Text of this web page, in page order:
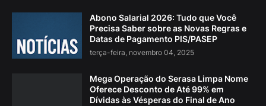
Abono Salarial 2026: Tudo que Você
Precisa Saber sobre as Novas Regras e
Datas de Pagamento PIS/PASEP
terça-feira, novembro 04, 2025
Mega Operação do Serasa Limpa Nome
Oferece Desconto de Até 99% em
Dívidas às Vésperas do Final de Ano